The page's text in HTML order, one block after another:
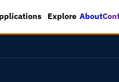
Explore About